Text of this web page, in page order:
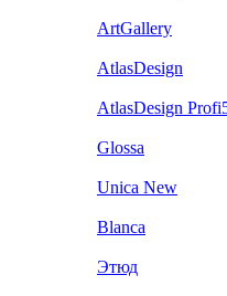
ArtGallery
AtlasDesign
AtlasDesign
Glossa
Unica New
Blanca
Этюд